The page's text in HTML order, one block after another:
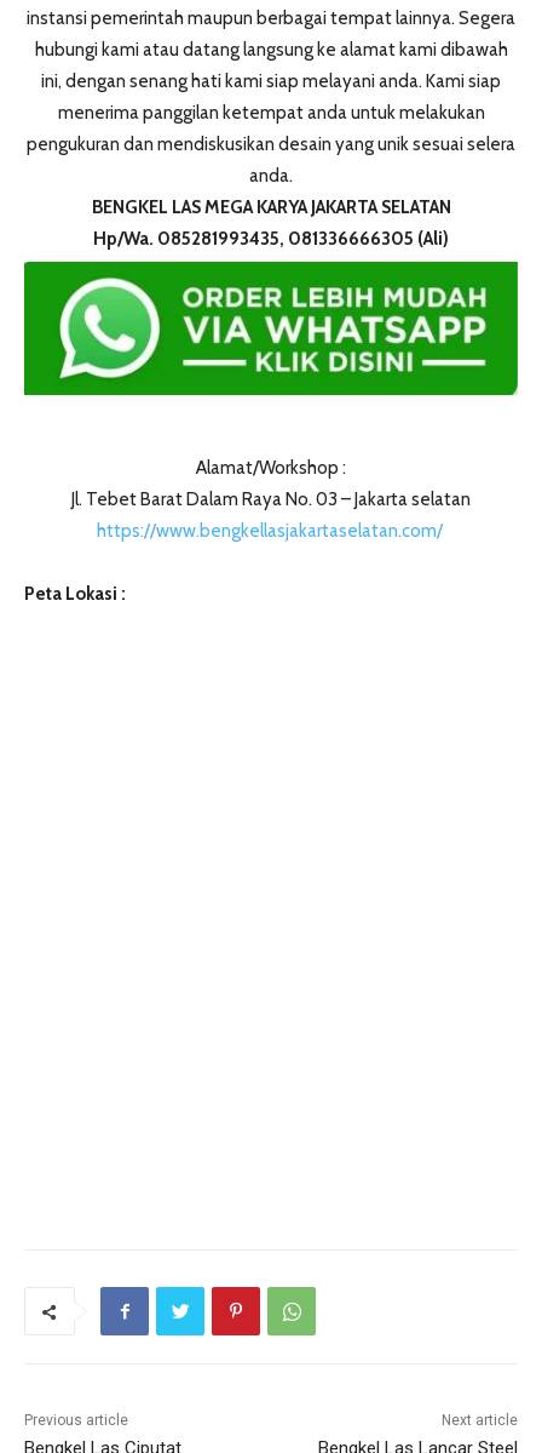
instansi pemerintah maupun berbagai tempat lainnya. Segera
hubungi kami atau datang langsung ke alamat kami dibawah
ini, dengan senang hati kami siap melayani anda. Kami siap
menerima panggilan ketempat anda untuk melakukan
pengukuran dan mendiskusikan desain yang unik sesuai selera
anda.
BENGKEL LAS MEGA KARYA JAKARTA SELATAN
Hp/Wa. 085281993435, 081336666305 (Ali)
Alamat/Workshop :
Jl. Tebet Barat Dalam Raya No. 03 – Jakarta selatan
https://www.bengkellasjakartaselatan.com/
Peta Lokasi :
Previous article Next article